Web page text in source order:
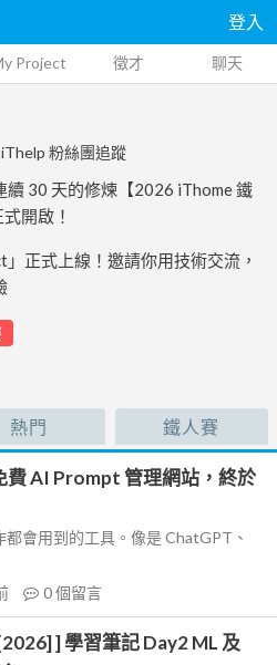
登入
Project 徵才 聊天
粉絲團追蹤
續 30 天的修煉【2026 iThome 鐵
開啟！
正式上線！邀請你用技術交流，
熱門 鐵人賽
費 AI Prompt 管理網站，終於
會用到的工具。像是 ChatGPT、
0個留言
] 學習筆記 Day2 ML 及